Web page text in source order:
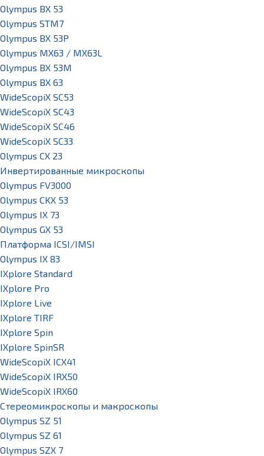
Olympus BX 53
Olympus STM7
Olympus BX 53P
Olympus MX63 / MX63L
Olympus BX 53M
Olympus BX 63
WideScopiX SC53
WideScopiX SC43
WideScopiX SC46
WideScopiX SC33
Olympus CX 23
Инвертированные микроскопы
Olympus FV3000
Olympus CKX 53
Olympus IX 73
Olympus GX 53
Платформа ICSI/IMSI
Olympus IX 83
IXplore Standard
IXplore Pro
IXplore Live
IXplore TIRF
IXplore Spin
IXplore SpinSR
WideScopiX ICX41
WideScopiX IRX50
WideScopiX IRX60
Стереомикроскопы и макроскопы
Olympus SZ 51
Olympus SZ 61
Olympus SZX 7